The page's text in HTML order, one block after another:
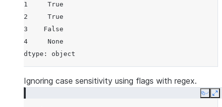
1     True
2     True
3    False
4     None
dtype: object
Ignoring case sensitivity using flags with regex.
Copy